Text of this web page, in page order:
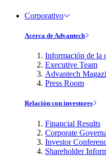
Corporativo
Acerca de Advantech
Información de la
Executive Team
Advantech
Press Room
Relación con investores
Financial Results
Corporate
Investor
Shareholder